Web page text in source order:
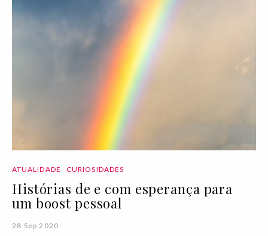
ATUALIDADE CURIOSIDADES
Histórias de e com esperança para
um boost pessoal
28 Sep 2020